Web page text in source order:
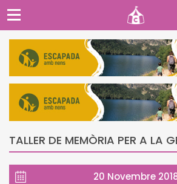
TALLER DE MEMÒRIA PER A LA
20 Novembre